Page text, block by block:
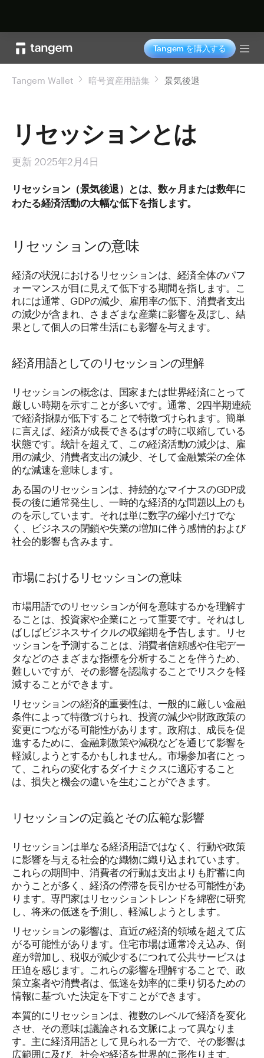
Tangem を購入する
Tangem Wallet 暗号資産用語集 景気後退
リセッションとは
更新 2025年2月4日
リセッション（景気後退）とは、数ヶ月または数年に
わたる経済活動の大幅な低下を指します。
リセッションの意味
経済の状況におけるリセッションは、経済全体のパフ
ォーマンスが目に見えて低下する期間を指します。こ
れには通常、GDPの減少、雇用率の低下、消費者支出
の減少が含まれ、さまざまな産業に影響を及ぼし、結
果として個人の日常生活にも影響を与えます。
経済用語としてのリセッションの理解
リセッションの概念は、国家または世界経済にとって
厳しい時期を示すことが多いです。通常、2四半期連続
で経済指標が低下することで特徴づけられます。簡単
に言えば、経済が成長できるはずの時に収縮している
状態です。統計を超えて、この経済活動の減少は、雇
用の減少、消費者支出の減少、そして金融繁栄の全体
的な減速を意味します。
ある国のリセッションは、持続的なマイナスのGDP成
長の後に通常発生し、一時的な経済的な問題以上のも
のを示しています。それは単に数字の縮小だけでな
く、ビジネスの閉鎖や失業の増加に伴う感情的および
社会的影響も含みます。
市場におけるリセッションの意味
市場用語でのリセッションが何を意味するかを理解す
ることは、投資家や企業にとって重要です。それはし
ばしばビジネスサイクルの収縮期を予告します。リセ
ッションを予測することは、消費者信頼感や住宅デー
タなどのさまざまな指標を分析することを伴うため、
難しいですが、その影響を認識することでリスクを軽
減することができます。
リセッションの経済的重要性は、一般的に厳しい金融
条件によって特徴づけられ、投資の減少や財政政策の
変更につながる可能性があります。政府は、成長を促
進するために、金融刺激策や減税などを通じて影響を
軽減しようとするかもしれません。市場参加者にとっ
て、これらの変化するダイナミクスに適応すること
は、損失と機会の違いを生むことができます。
リセッションの定義とその広範な影響
リセッションは単なる経済用語ではなく、行動や政策
に影響を与える社会的な織物に織り込まれています。
これらの期間中、消費者の行動は支出よりも貯蓄に向
かうことが多く、経済の停滞を長引かせる可能性があ
ります。専門家はリセッショントレンドを綿密に研究
し、将来の低迷を予測し、軽減しようとします。
リセッションの影響は、直近の経済的領域を超えて広
がる可能性があります。住宅市場は通常冷え込み、倒
産が増加し、税収が減少するにつれて公共サービスは
圧迫を感じます。これらの影響を理解することで、政
策立案者や消費者は、低迷を効率的に乗り切るための
情報に基づいた決定を下すことができます。
本質的にリセッションは、複数のレベルで経済を変化
させ、その意味は議論される文脈によって異なりま
す。主に経済用語として見られる一方で、その影響は
広範囲に及び、社会や経済を世界的に形作ります。